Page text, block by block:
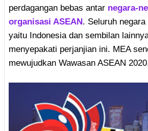
perdagangan bebas antar negara-
organisasi ASEAN. Seluruh negara
yaitu Indonesia dan sembilan
menyepakati perjanjian ini. MEA
mewujudkan Wawasan ASEAN